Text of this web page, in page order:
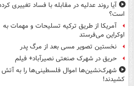
آیا روند عدلیه در مقابله با فساد تغییری
است؟
آمریکا از طریق ترکیه تسلیحات و مهمات به
اوکراین می‌فرستد
نخستین تصویر مسی بعد از مرگ پدر
حریق در شهرک صنعتی نصیرآباد+ فیلم
شهرک‌نشین‌ها اموال فلسطینی‌ها را به آتش
کشیدند!